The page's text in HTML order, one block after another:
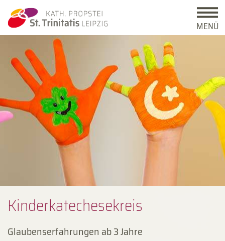
MENÜ
Kinder­kate­chese­kreis
Glaubens­erfah­run­gen ab 3 Jahre